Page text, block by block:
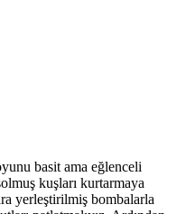
basit ama eğlenceli
kuşları kurtarmaya
yerleştirilmiş bombalarla